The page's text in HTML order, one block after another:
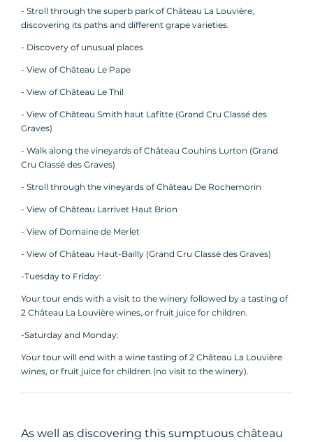
- Stroll through the superb park of Château La Louvière,
discovering its paths and different grape varieties.
- Discovery of unusual places
- View of Château Le Pape
- View of Château Le Thil
- View of Château Smith haut Lafitte (Grand Cru Classé des
Graves)
- Walk along the vineyards of Château Couhins Lurton (Grand
Cru Classé des Graves)
- Stroll through the vineyards of Château De Rochemorin
- View of Château Larrivet Haut Brion
- View of Domaine de Merlet
- View of Château Haut-Bailly (Grand Cru Classé des Graves)
-Tuesday to Friday:
Your tour ends with a visit to the winery followed by a tasting of
2 Château La Louvière wines, or fruit juice for children.
-Saturday and Monday:
Your tour will end with a wine tasting of 2 Château La Louvière
wines, or fruit juice for children (no visit to the winery).
As well as discovering this sumptuous château